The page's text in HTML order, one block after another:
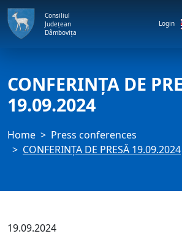
Consiliul
Județean
Dâmbovița
Login
CONFERINȚA DE
19.09.2024
Home
Press conferences
CONFERINȚA DE PRESĂ 19.09.2024
19.09.2024